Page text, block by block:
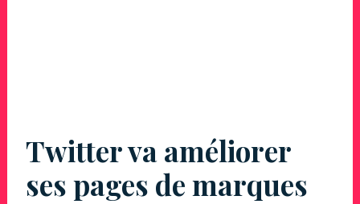
Twitter va améliorer
ses pages de marques